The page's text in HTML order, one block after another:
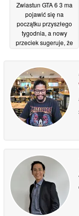
Zwiastun GTA 6 3 ma
pojawić się na
początku przyszłego
tygodnia, a nowy
przeciek sugeruje, że
Play
22/05/2026